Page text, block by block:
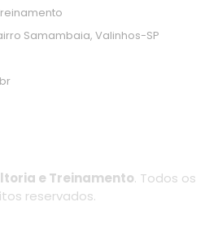
Samambaia, Valinhos-SP
e Treinamento. Todos os
reservados.